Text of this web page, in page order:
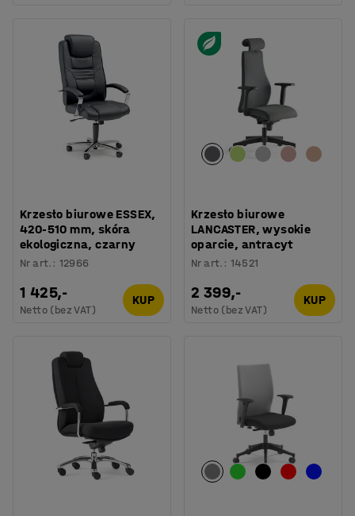
Krzesło biurowe ESSEX,
420-510 mm, skóra
ekologiczna, czarny
Nr art. : 12966
1 425,-
Netto (bez VAT)
KUP
Krzesło biurowe
LANCASTER, wysokie
oparcie, antracyt
Nr art. : 14521
2 399,-
Netto (bez VAT)
KUP